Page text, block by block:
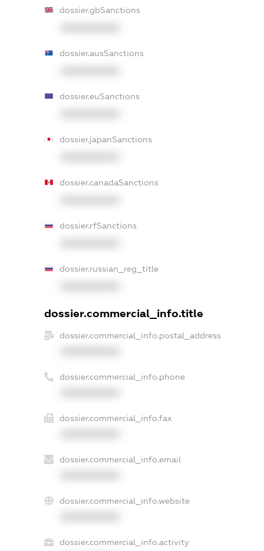
dossier.gbSanctions
dossier.ausSanctions
dossier.euSanctions
dossier.japanSanctions
dossier.canadaSanctions
dossier.rfSanctions
dossier.russian_reg_title
dossier.commercial_info.title
dossier.commercial_info.postal_address
dossier.commercial_info.phone
dossier.commercial_info.fax
dossier.commercial_info.email
dossier.commercial_info.website
dossier.commercial_info.activity